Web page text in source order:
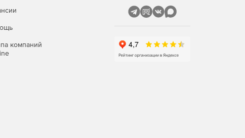
компаний